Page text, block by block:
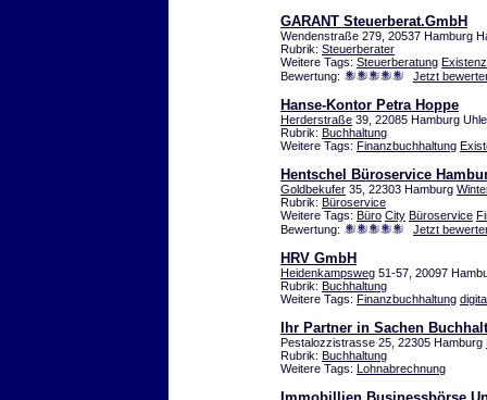
GARANT Steuerberat.GmbH
Wendenstraße 279, 20537 Hamburg
Rubrik: Steuerberater
Weitere Tags: Steuerberatung
Bewertung:
Jetzt
Hanse-Kontor Petra Hoppe
Herderstraße 39, 22085 Hamburg
Rubrik: Buchhaltung
Weitere Tags: Finanzbuchhaltung
Hentschel Büroservice
Goldbekufer 35, 22303 Hamburg
Rubrik: Büroservice
Weitere Tags: Büro City Büroservice
Bewertung:
Jetzt
HRV GmbH
Heidenkampsweg 51-57, 20097
Rubrik: Buchhaltung
Weitere Tags: Finanzbuchhaltung
Ihr Partner in Sachen
Pestalozzistrasse 25, 22305 Hamburg
Rubrik: Buchhaltung
Weitere Tags: Lohnabrechnung